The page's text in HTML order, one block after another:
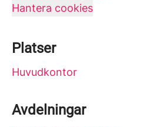
Hantera cookies
Platser
Huvudkontor
Avdelningar